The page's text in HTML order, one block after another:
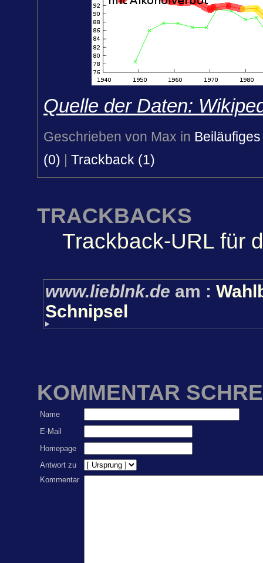
Quelle der Daten:
Geschrieben von Max in Beiläufiges
(0)
Trackback (1)
TRACKBACKS
Trackback-URL für
www.lieblnk.de am :
Schnipsel
KOMMENTAR
Name
E-Mail
Homepage
Antwort zu
Kommentar